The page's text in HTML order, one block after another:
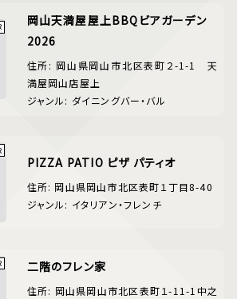
岡山天満屋屋上BBQビアガーデン
2026
住所: 岡山県岡山市北区表町２-1-1 天
満屋岡山店屋上
ジャンル: ダイニングバー・バル
PIZZA PATIO ピザ パティオ
住所: 岡山県岡山市北区表町１丁目8-40
ジャンル: イタリアン・フレンチ
二階のフレン家
住所: 岡山県岡山市北区表町１-11-1中之